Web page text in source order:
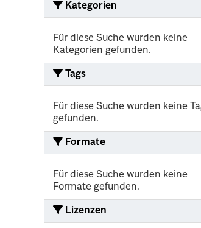
Kategorien
Für diese Suche wurden keine
Kategorien gefunden.
Tags
Für diese Suche wurden keine
gefunden.
Formate
Für diese Suche wurden keine
Formate gefunden.
Lizenzen